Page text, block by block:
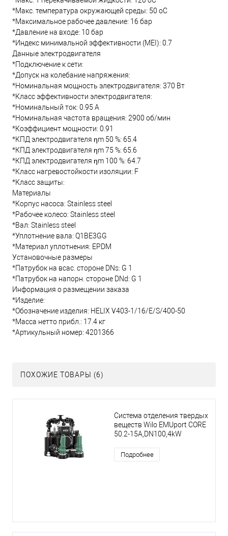
*Макс. температура окружающей среды: 50 oC
*Максимальное рабочее давление: 16 бар
*Давление на входе: 10 бар
*Индекс минимальной эффективности (MEI): 0.7
Данные электродвигателя
*Подключение к сети:
*Допуск на колебание напряжения:
*Номинальная мощность электродвигателя: 370 Вт
*Класс эффективности электродвигателя:
*Номинальный ток: 0.95 А
*Номинальная частота вращения: 2900 об/мин
*Коэффициент мощности: 0.91
*КПД электродвигателя ηm 50 %: 65.4
*КПД электродвигателя ηm 75 %: 65.6
*КПД электродвигателя ηm 100 %: 64.7
*Класс нагревостойкости изоляции: F
*Класс защиты:
Материалы
*Корпус насоса: Stainless steel
*Рабочее колесо: Stainless steel
*Вал: Stainless steel
*Уплотнение вала: Q1BE3GG
*Материал уплотнения: EPDM
Установочные размеры
*Патрубок на всас. стороне DNs: G 1
*Патрубок на напорн. стороне DNd: G 1
Информация о размещении заказа
*Изделие:
*Обозначение изделия: HELIX V403-1/16/E/S/400-50
*Масса нетто прибл.: 17.4 кг
*Артикульный номер: 4201366
ПОХОЖИЕ ТОВАРЫ (6)
Система отделения твердых
веществ Wilo EMUport CORE
50.2-15A,DN100,4kW
Подробнее